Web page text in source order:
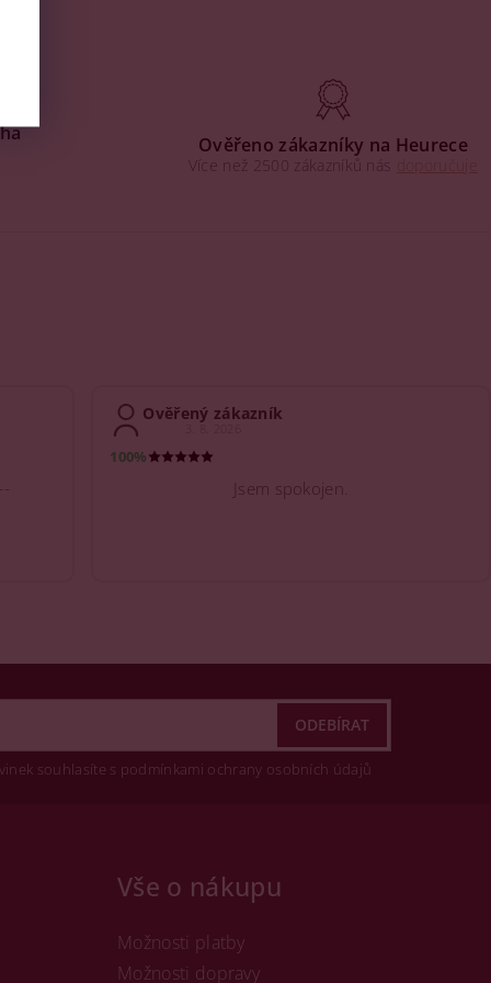
Ověřeno zákazníky na Heurece
Více než 2500 zákazníků nás
Ověřený zákazník
100%
Jsem spokojen.
souhlasíte s podmínkami ochrany osobních údajů
Vše o nákupu
Možnosti platby
Možnosti dopravy